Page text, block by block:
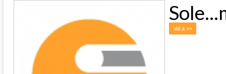
Vai a >>